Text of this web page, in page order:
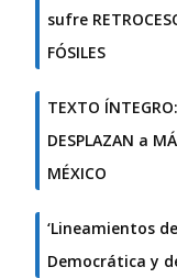
sufre
FÓSILES
TEXTO
DESPLAZAN a
MÉXICO
‘Lineamientos
Democrática y